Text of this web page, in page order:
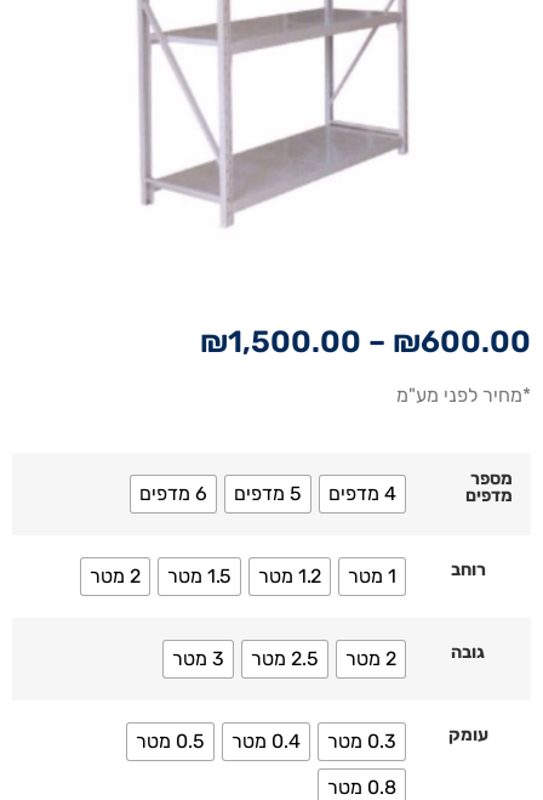
₪600.00
–
₪1,500.00
*מחיר לפני מע"מ
מספר
מדפים
4 מדפים 5 מדפים 6 מדפים
רוחב 1 מטר 1.2 מטר 1.5 מטר 2 מטר
גובה 2 מטר 2.5 מטר 3 מטר
עומק 0.3 מטר 0.4 מטר
0.5 מטר
0.8 מטר